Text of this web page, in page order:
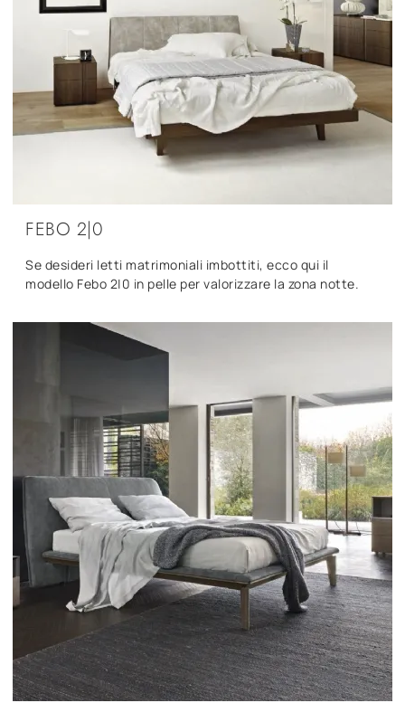
FEBO 2|0
Se desideri letti matrimoniali imbottiti, ecco qui il
modello Febo 2|0 in pelle per valorizzare la zona notte.